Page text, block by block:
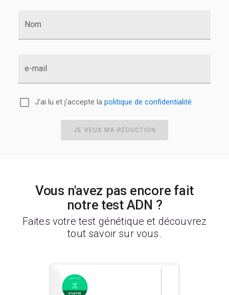
Nom
e-mail
J'ai lu et j'accepte la politique de confidentialité
JE VEUX MA RÉDUCTION
Vous n'avez pas encore fait
notre test ADN ?
Faites votre test génétique et découvrez
tout savoir sur vous.